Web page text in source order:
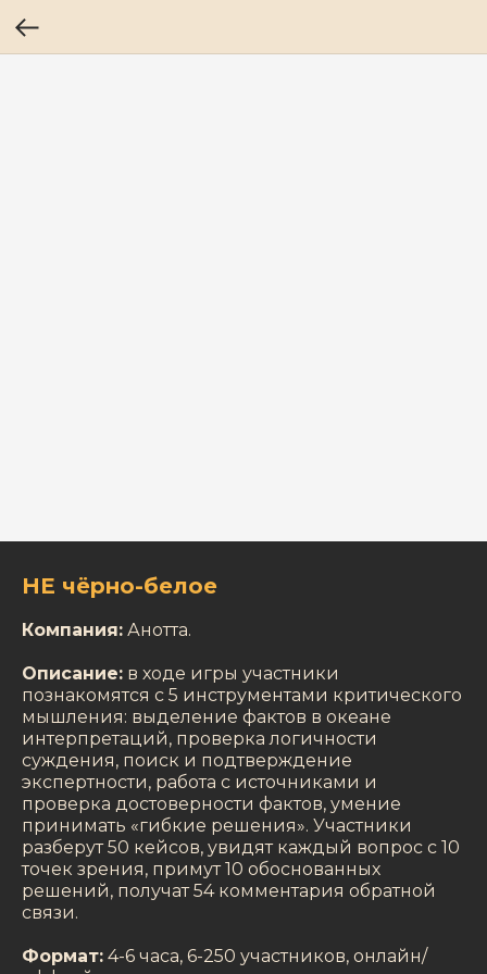
НЕ чёрно-белое
Компания: Анотта.
Описание: в ходе игры участники
познакомятся с 5 инструментами критического
мышления: выделение фактов в океане
интерпретаций, проверка логичности
суждения, поиск и подтверждение
экспертности, работа с источниками и
проверка достоверности фактов, умение
принимать «гибкие решения». Участники
разберут 50 кейсов, увидят каждый вопрос с 10
точек зрения, примут 10 обоснованных
решений, получат 54 комментария обратной
связи.
Формат: 4-6 часа, 6-250 участников, онлайн/